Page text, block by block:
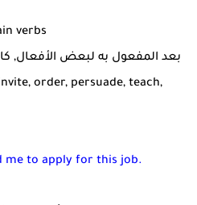
verbs
بعد المفعول به لبعض الأفعال,
order, persuade, teach,
me to apply for this job.